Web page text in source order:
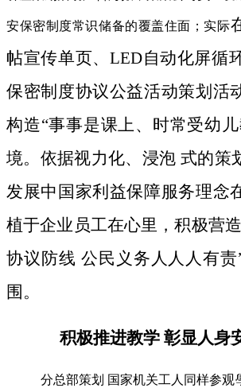
安保密制度常识储备的覆盖住面；实际
帖宣传单页、LED自动化屏循
保密制度协议公益活动策划活
构造“事事是课上、时常受幼
境。依据视力化、浸泡 式的策
发展中国家利益保障服务理念
植于企业员工在心里，积极营
协议防线 公民义务人人人有
围。
积极推进教学 彰显人身
分总部策划 国家机关工人同样参观